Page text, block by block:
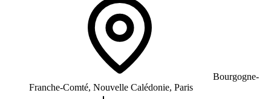
Bourgogne-
Franche-Comté, Nouvelle Calédonie, Paris